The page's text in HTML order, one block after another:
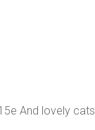
And lovely cats